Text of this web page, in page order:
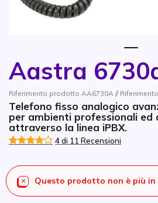
Aastra
Riferimento prodotto AA6730A //
Telefono fisso analogico
per ambienti professionali ed
attraverso la linea iPBX.
4 di 11 Recensioni
Questo prodotto non è più in
Vai all'inizio della galleria di immagini